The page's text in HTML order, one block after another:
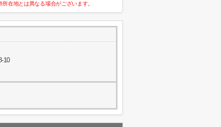
在地とは異なる場合がございます。
10